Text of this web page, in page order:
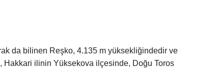
da bilinen Reşko, 4.135 m yüksekliğindedir ve
ilinin Yüksekova ilçesinde, Doğu Toros